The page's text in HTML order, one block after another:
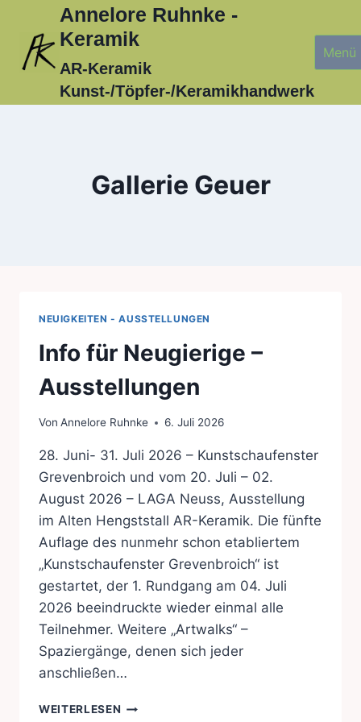
springen
Annelore Ruhnke -
Keramik
AR-Keramik
Kunst-/Töpfer-/Keramikhandwerk
Menü
Gallerie Geuer
NEUIGKEITEN - AUSSTELLUNGEN
Info für Neugierige –
Ausstellungen
Von Annelore Ruhnke 6. Juli 2026
28. Juni- 31. Juli 2026 – Kunstschaufenster
Grevenbroich und vom 20. Juli – 02.
August 2026 – LAGA Neuss, Ausstellung
im Alten Hengststall AR-Keramik. Die fünfte
Auflage des nunmehr schon etabliertem
„Kunstschaufenster Grevenbroich“ ist
gestartet, der 1. Rundgang am 04. Juli
2026 beeindruckte wieder einmal alle
Teilnehmer. Weitere „Artwalks“ –
Spaziergänge, denen sich jeder
anschließen…
WEITERLESEN INFO